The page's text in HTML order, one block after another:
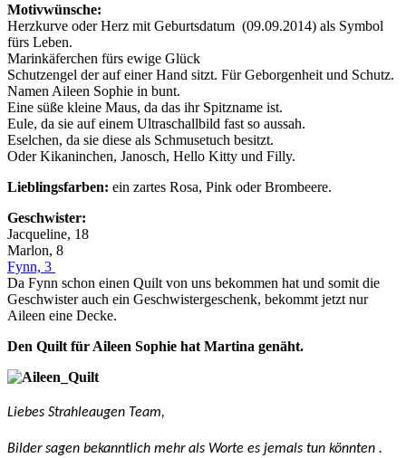
Motivwünsche:
Herzkurve oder Herz mit Geburtsdatum (09.09.2014) als Symbol
fürs Leben.
Marinkäferchen fürs ewige Glück
Schutzengel der auf einer Hand sitzt. Für Geborgenheit und Schutz.
Namen Aileen Sophie in bunt.
Eine süße kleine Maus, da das ihr Spitzname ist.
Eule, da sie auf einem Ultraschallbild fast so aussah.
Eselchen, da sie diese als Schmusetuch besitzt.
Oder Kikaninchen, Janosch, Hello Kitty und Filly.
Lieblingsfarben: ein zartes Rosa, Pink oder Brombeere.
Geschwister:
Jacqueline, 18
Marlon, 8
Fynn, 3
Da Fynn schon einen Quilt von uns bekommen hat und somit die
Geschwister auch ein Geschwistergeschenk, bekommt jetzt nur
Aileen eine Decke.
Den Quilt für Aileen Sophie hat Martina genäht.
Liebes Strahleaugen Team,
Bilder sagen bekanntlich mehr als Worte es jemals tun könnten .